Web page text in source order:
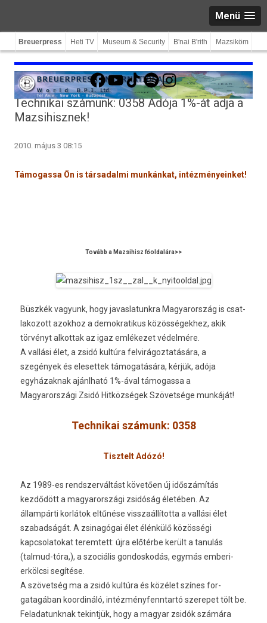
Menü
Breuerpress Heti TV Museum & Security B'nai B'rith Mazsiköm
Facebook
YouTube
TikTokSpotifyInstagram
Technikai számunk: 0358 Adója 1%-át adja a
Mazsihisznek!
2010. május 3 08:15
Támogas­sa Ön is tár­sadal­mi munkánkat, in­téz­ményein­ket!
Tovább a Mazsihisz főoldalára>>
Büszkék vagyunk, hogy javas­latunkra Magyarország is csat­
lakozott azok­hoz a de­mok­ratikus közös­ségek­hez, akik
törvényt al­kot­tak az igaz emlékezet védelmére.
A vallási élet, a zsidó kultúra fel­virágoz­tatására, a
szegények és eleset­tek támogatására, kérjük, adója
egyházak­nak ajánlható 1%-ával támogas­sa a
Magyarországi Zsidó Hitközségek Szövetsége munkáját!
Tech­nikai számunk: 0358
Tisztelt Adózó!
Az 1989-es re­ndszer­váltást követően új időszámítás
kezdődött a magyarországi zsidóság életében. Az
állampárti korlátok eltűnése visszaál­lítot­ta a vallási élet
szabad­ságát. A zsinagógai élet élénkülő közösségi
kapcsolatokat terem­tett: újra előtérbe került a tanulás
(talmud-tóra,), a szociális gon­doskodás, egymás emberi-
erkölcsi segítése.
A szövetség ma a zsidó kultúra és közélet színes for­
gatagában koor­dináló, in­téz­ményfenntartó szerepet tölt be.
Feladatunknak tekintjük, hogy a magyar zsidók számára